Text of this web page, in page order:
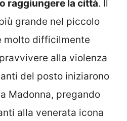
raggiungere la città. Il
grande nel piccolo
molto difficilmente
alla violenza
del posto iniziarono
Madonna, pregando
alla venerata icona